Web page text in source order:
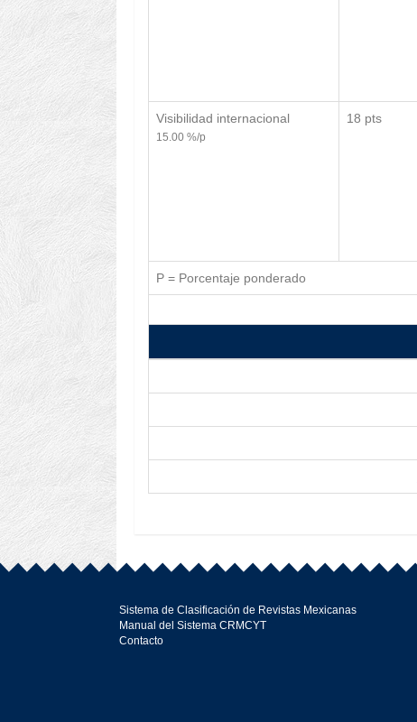
Visibilidad internacional
15.00 %/p
18 pts
P = Porcentaje ponderado
Sistema de Clasificación de Revistas Mexicanas
Manual del Sistema CRMCYT
Contacto